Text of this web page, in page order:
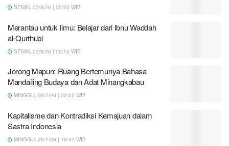
SENIN, 03/8/26 | 05:23 WIB
Merantau untuk Ilmu: Belajar dari Ibnu Waddah
al-Qurthubi
SENIN, 03/8/26 | 05:10 WIB
Jorong Mapun: Ruang Bertemunya Bahasa
Mandailing Budaya dan Adat Minangkabau
MINGGU, 26/7/26 | 22:02 WIB
Kapitalisme dan Kontradiksi Kemajuan dalam
Sastra Indonesia
MINGGU, 26/7/26 | 18:47 WIB